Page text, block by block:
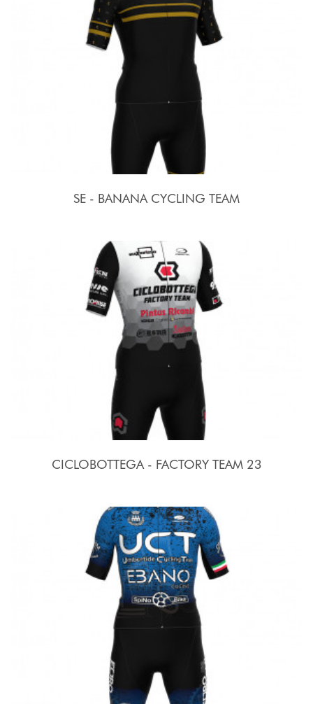
SE - BANANA CYCLING TEAM
CICLOBOTTEGA - FACTORY TEAM 23